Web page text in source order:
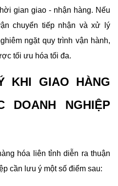
gian giao - nhận hàng. Nếu
chuyển tiếp nhận và xử lý
ngặt quy trình vận hành,
tối ưu hóa tối đa.
KHI GIAO HÀNG
DOANH NGHIỆP
hóa liên tỉnh diễn ra thuận
cần lưu ý một số điểm sau: